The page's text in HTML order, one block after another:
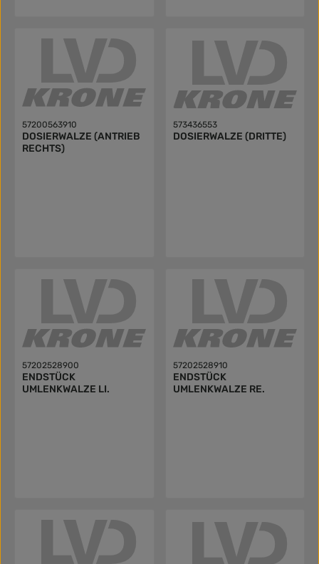
57200563910
DOSIERWALZE (ANTRIEB
RECHTS)
573436553
DOSIERWALZE (DRITTE)
57202528900
ENDSTÜCK
UMLENKWALZE LI.
57202528910
ENDSTÜCK
UMLENKWALZE RE.